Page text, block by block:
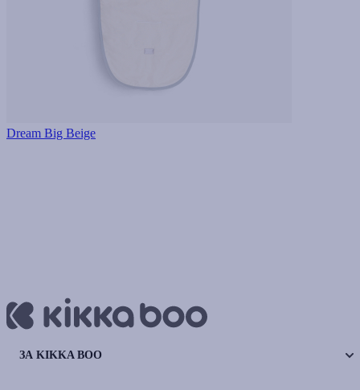
Dream Big Beige
ЗА KIKKA BOO